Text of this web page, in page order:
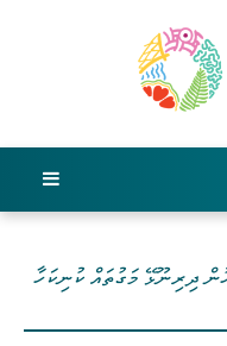
ދިރިނޫޅޭ މަގުތައް ކުނިކަހާ